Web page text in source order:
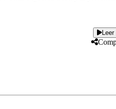
Leer